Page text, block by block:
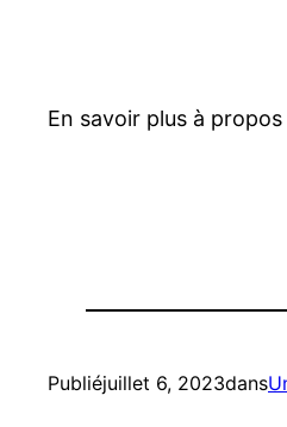
En savoir plus à propos
Publiéjuillet 6, 2023dans